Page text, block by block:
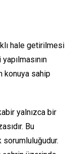
hale getirilmesi
konuya sahip
yalnızca bir
Bu
sorumluluğudur.